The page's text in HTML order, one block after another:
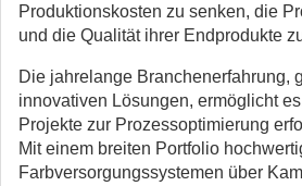
Produktionskosten zu senken, die
und die Qualität ihrer Endprodukte
Die jahrelange Branchenerfahrung,
innovativen Lösungen, ermöglicht
Projekte zur Prozessoptimierung
Mit einem breiten Portfolio
Farbversorgungssystemen über